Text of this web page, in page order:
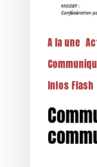
A la une
Infos Flash